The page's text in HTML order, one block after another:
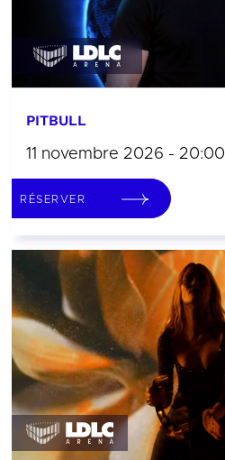
PITBULL
11 novembre 2026 - 20:00
RÉSERVER